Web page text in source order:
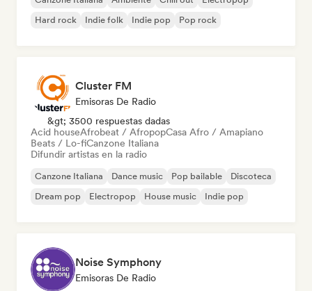
Hard rock
Indie folk Indie pop Pop rock
Cluster FM
Emisoras De Radio
&gt; 3500 respuestas dadas
Acid houseAfrobeat / AfropopCasa Afro / Amapiano
Beats / Lo-fiCanzone Italiana
Difundir artistas en la radio
Canzone Italiana Dance music Pop bailable
Discoteca
Dream pop
Electropop House music Indie pop
Noise Symphony
Emisoras De Radio